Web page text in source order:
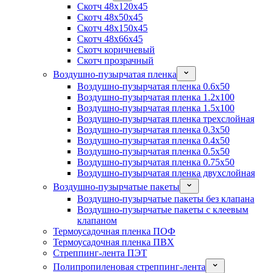
Скотч 48x120x45
Скотч 48x50x45
Скотч 48x150x45
Скотч 48x66x45
Скотч коричневый
Скотч прозрачный
Воздушно-пузырчатая пленка
Воздушно-пузырчатая пленка 0.6x50
Воздушно-пузырчатая пленка 1.2x100
Воздушно-пузырчатая пленка 1.5x100
Воздушно-пузырчатая пленка трехслойная
Воздушно-пузырчатая пленка 0.3x50
Воздушно-пузырчатая пленка 0.4x50
Воздушно-пузырчатая пленка 0.5x50
Воздушно-пузырчатая пленка 0.75x50
Воздушно-пузырчатая пленка двухслойная
Воздушно-пузырчатые пакеты
Воздушно-пузырчатые пакеты без клапана
Воздушно-пузырчатые пакеты с клеевым
клапаном
Термоусадочная пленка ПОФ
Термоусадочная пленка ПВХ
Стреппинг-лента ПЭТ
Полипропиленовая стреппинг-лента